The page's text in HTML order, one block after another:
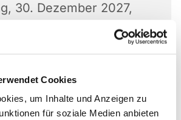
Cookies
um Inhalte und Anzeigen zu
für soziale Medien anbieten
30. Dezember 2027,
30, 33098